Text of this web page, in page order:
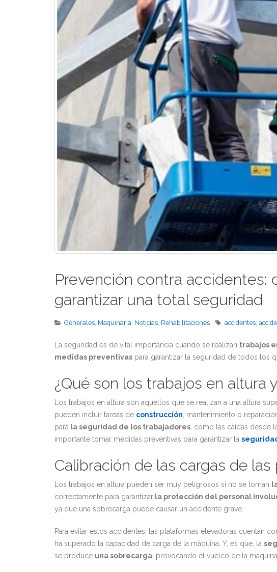
Prevención contra accidentes:
garantizar una total seguridad
Generales, Maquinaria, Noticias, Rehabilitaciones accidentes,
La seguridad es de vital importancia cuando se realizan trabajos
medidas preventivas para garantizar la seguridad de todos los
¿Qué son los trabajos en altura
Los trabajos en altura son aquellos que se realizan a una altura
pueden incluir tareas de construcción , mantenimiento o
para la seguridad de los trabajadores , como las caídas desde
importante tomar medidas preventivas para garantizar la
Calibración de las cargas de
Los trabajos en altura pueden ser muy peligrosos si no se toman
correctamente para garantizar la protección del personal
ya que una sobrecarga puede causar un accidente grave.
Para evitar estos accidentes, las plataformas elevadoras cuentan
ha superado la capacidad de carga de la máquina. Y, es que, la
se produce una sobrecarga , provocando el vuelco de la máquina.